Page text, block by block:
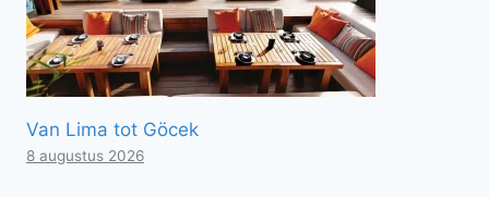
Van Lima tot Göcek
8 augustus 2026